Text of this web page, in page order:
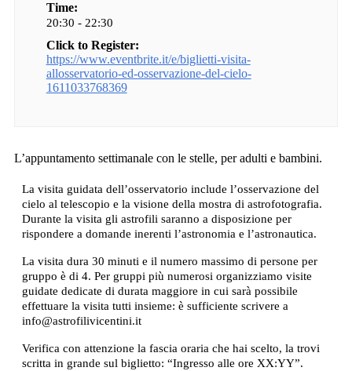
Time:
20:30 - 22:30
Click to Register:
https://www.eventbrite.it/e/biglietti-visita-
allosservatorio-ed-osservazione-del-cielo-
1611033768369
L’appuntamento settimanale con le stelle, per adulti e bambini.
La visita guidata dell’osservatorio include l’osservazione del
cielo al telescopio e la visione della mostra di astrofotografia.
Durante la visita gli astrofili saranno a disposizione per
rispondere a domande inerenti l’astronomia e l’astronautica.
La visita dura 30 minuti e il numero massimo di persone per
gruppo è di 4. Per gruppi più numerosi organizziamo visite
guidate dedicate di durata maggiore in cui sarà possibile
effettuare la visita tutti insieme: è sufficiente scrivere a
info@astrofilivicentini.it
Verifica con attenzione la fascia oraria che hai scelto, la trovi
scritta in grande sul biglietto: “Ingresso alle ore XX:YY”.